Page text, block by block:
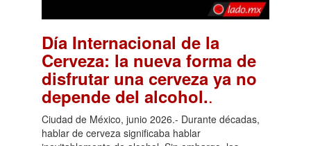
Día Internacional de la
Cerveza: la nueva forma de
disfrutar una cerveza ya no
depende del alcohol..
Ciudad de México, junio 2026.- Durante décadas,
hablar de cerveza significaba hablar